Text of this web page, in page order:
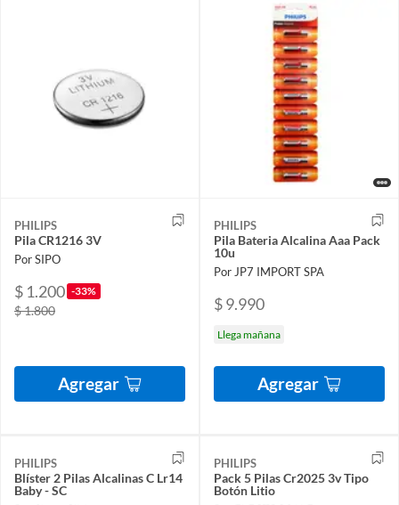
PHILIPS
Pila CR1216 3V
Por SIPO
$ 1.200 -33%
$ 1.800
Agregar
PHILIPS
Pila Bateria Alcalina Aaa Pack
10u
Por JP7 IMPORT SPA
$ 9.990
Llega mañana
Agregar
PHILIPS
Blíster 2 Pilas Alcalinas C Lr14
Baby - SC
PHILIPS
Pack 5 Pilas Cr2025 3v Tipo
Botón Litio